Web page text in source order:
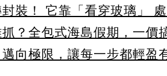
裝！ 它靠「看穿玻璃」
？全包式海島假期，一價
向極限，讓每一步都輕盈